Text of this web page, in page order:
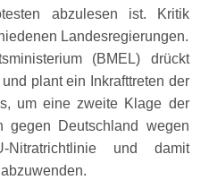
abzulesen ist. Kritik
Landesregierungen.
(BMEL) drückt
plant ein Inkrafttreten der
um eine zweite Klage der
gegen Deutschland wegen
Nitratrichtlinie und damit